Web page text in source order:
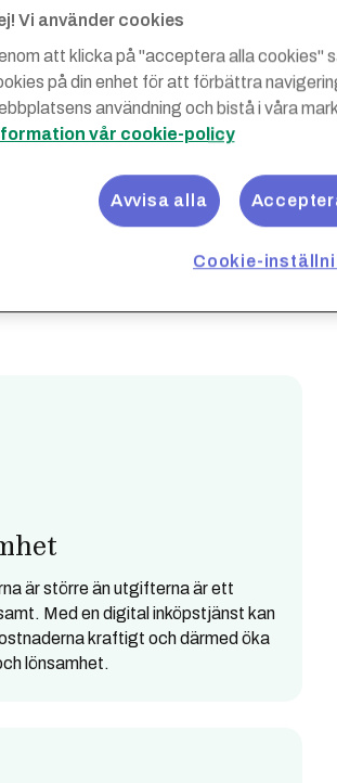
är större än utgifterna är ett
Med en digital inköpstjänst kan
kraftigt och därmed öka
lönsamhet.
Vi använder cookies
att klicka på "acceptera alla cookies"
på din enhet för att förbättra
användning och bistå i våra
vår cookie-policy
Avvisa alla
Cookie-